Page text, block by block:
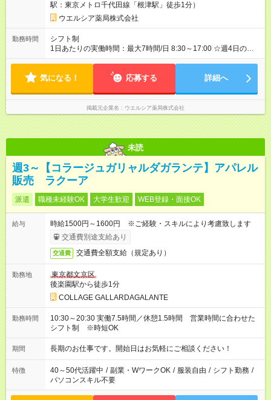
駅：東京メトロ千代田線「根津駅」徒歩1分）
ウエルシア薬局株式会社
勤務時間
シフト制
1日あたりの実働時間：最大7時間/日 8:30～17:00 ☆週4日の勤
務
気になる！ 応募する 詳細へ
掲載元企業名 ウエルシア薬局株式会社
未読
週3～【コラージュガリャルダガランテ】アパレル
販売 ラクーア
派遣 職種未経験OK 大学生歓迎 WEB登録・面接OK
給与
時給1500円～1600円 ※ご経験・スキルにより考慮致します
交通費別途支給あり
交通費 交通費全額支給（規定あり）
勤務地
東京都文京区
後楽園駅から徒歩1分
COLLAGE GALLARDAGALANTE
勤務時間
10:30～20:30 実働7.5時間／休憩1.5時間 営業時間に合わせた
シフト制 ※時短OK
期間 長期のお仕事です。開始日はお気軽にご相談ください！
特徴 40～50代活躍中 / 副業・WワークOK / 服装自由 / シフト勤務 /
パソコンスキル不要